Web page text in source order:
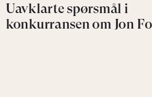
Uavklarte spørsmål i
konkurransen om Jon